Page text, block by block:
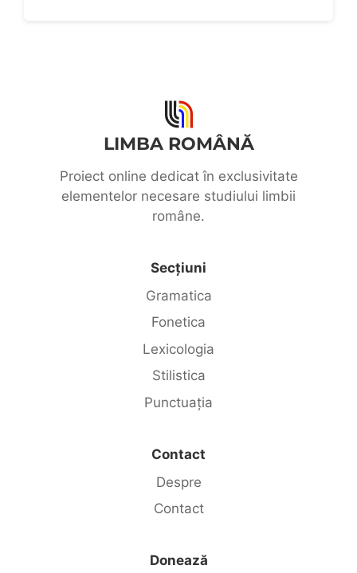
LIMBA ROMÂNĂ
Proiect online dedicat în exclusivitate
elementelor necesare studiului limbii
române.
Secțiuni
Gramatica
Fonetica
Lexicologia
Stilistica
Punctuația
Contact
Despre
Contact
Donează